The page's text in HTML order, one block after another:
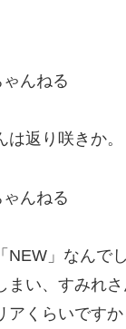
んねる
返り咲きか。
んねる
NEW」なんで
まい、すみれ
アくらいです